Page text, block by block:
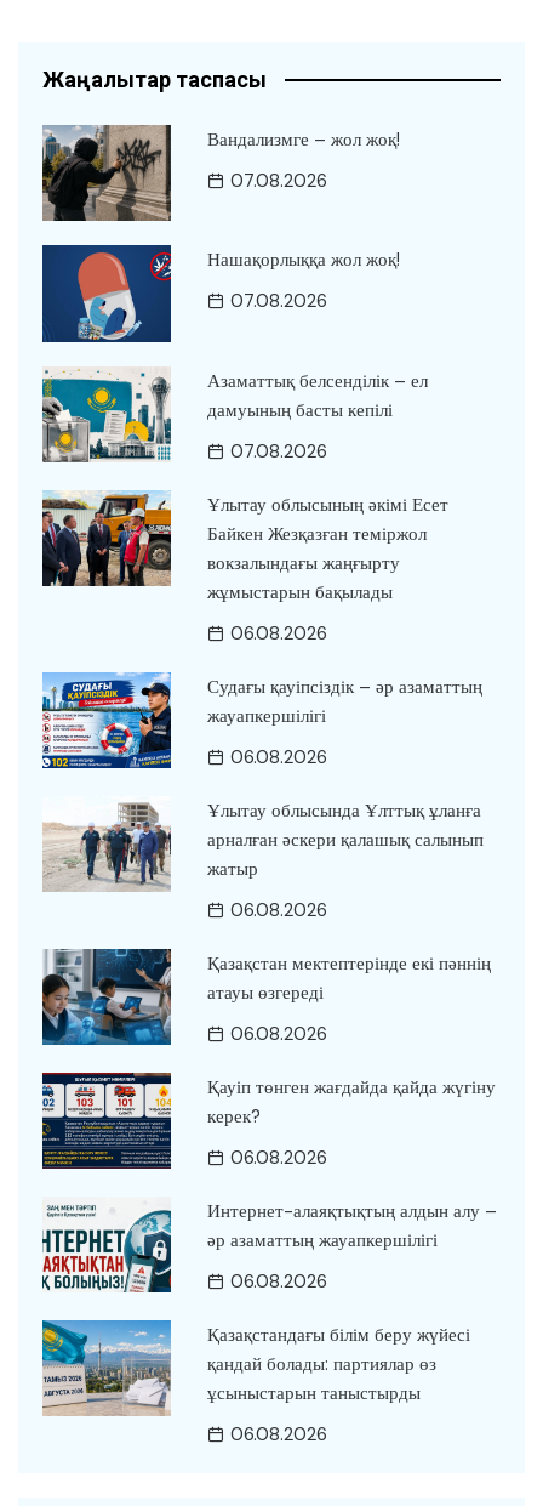
Жаңалықтар таспасы
Вандализмге – жол жоқ!
07.08.2026
Нашақорлыққа жол жоқ!
07.08.2026
Азаматтық белсенділік – ел
дамуының басты кепілі
07.08.2026
Ұлытау облысының әкімі Есет
Байкен Жезқазған теміржол
вокзалындағы жаңғырту
жұмыстарын бақылады
06.08.2026
Судағы қауіпсіздік – әр азаматтың
жауапкершілігі
06.08.2026
Ұлытау облысында Ұлттық ұланға
арналған әскери қалашық салынып
жатыр
06.08.2026
Қазақстан мектептерінде екі пәннің
атауы өзгереді
06.08.2026
Қауіп төнген жағдайда қайда жүгіну
керек?
06.08.2026
Интернет-алаяқтықтың алдын алу –
әр азаматтың жауапкершілігі
06.08.2026
Қазақстандағы білім беру жүйесі
қандай болады: партиялар өз
ұсыныстарын таныстырды
06.08.2026